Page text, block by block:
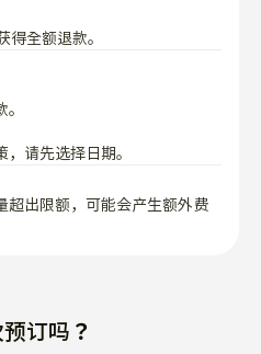
全额退款。
请先选择日期。
超出限额，可能会产生额外费
订吗？